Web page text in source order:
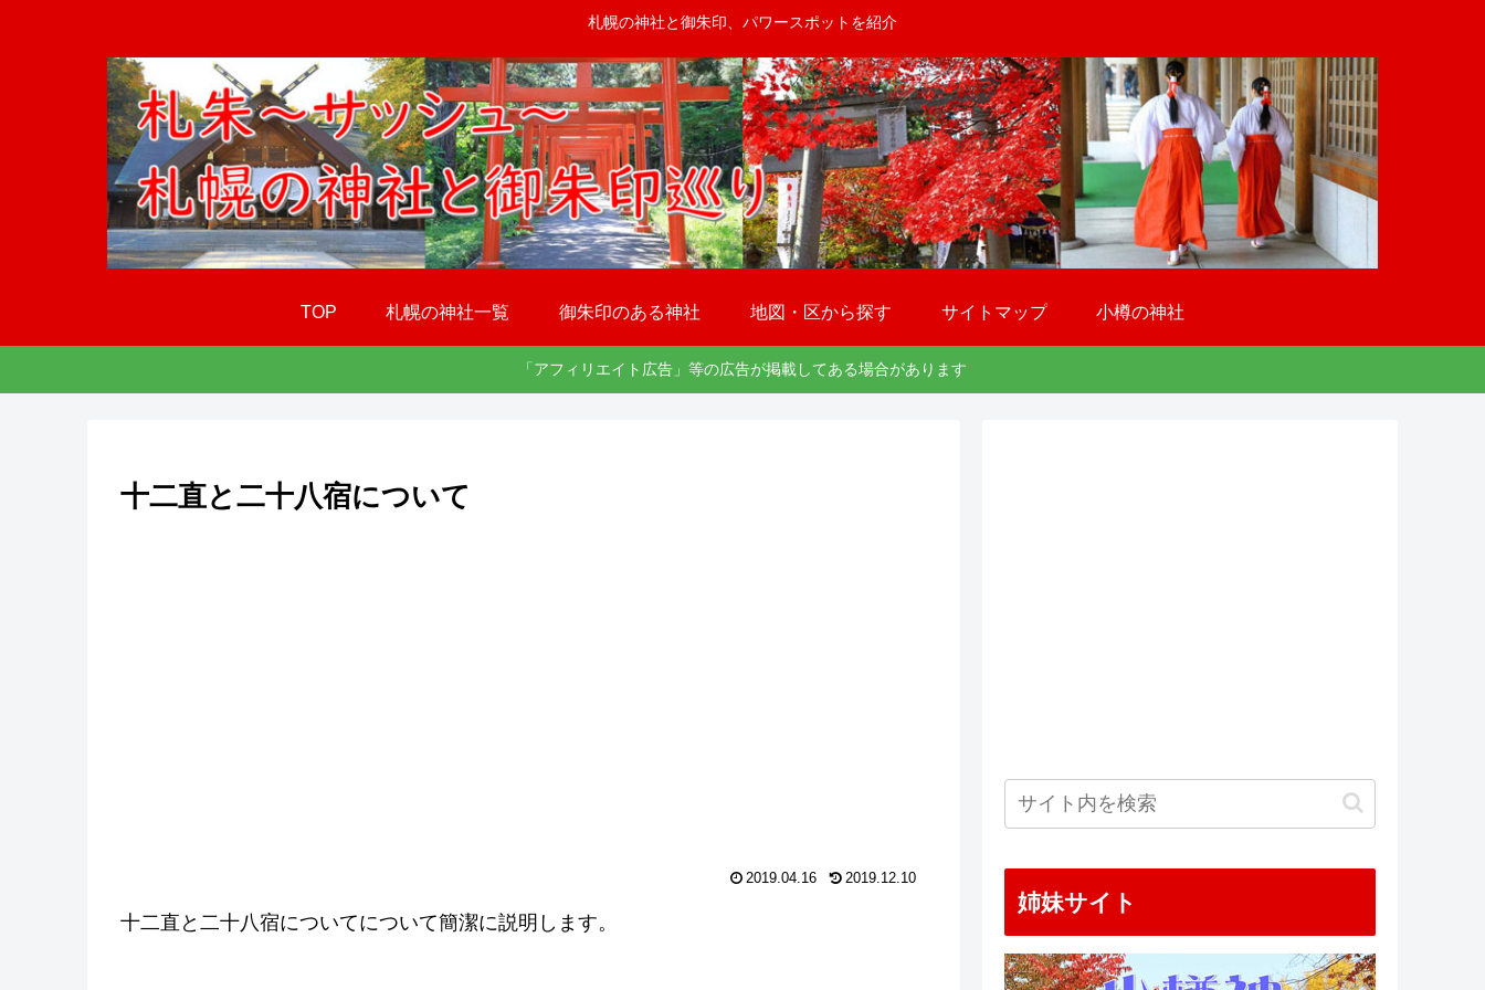
札幌の神社と御朱印、パワースポットを紹介
TOP 札幌の神社一覧 御朱印のある神社 地図・区から探す サイトマップ 小樽の神社
「アフィリエイト広告」等の広告が掲載してある場合があります
十二直と二十八宿について
2019.04.16 2019.12.10
十二直と二十八宿についてについて簡潔に説明します。
姉妹サイト